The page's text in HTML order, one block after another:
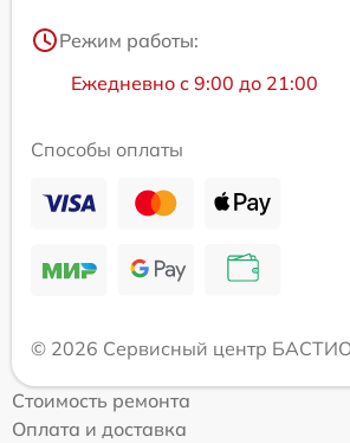
Режим работы:
Ежедневно с 9:00 до 21:00
Способы оплаты
© 2026 Сервисный центр
Стоимость ремонта
Оплата и доставка